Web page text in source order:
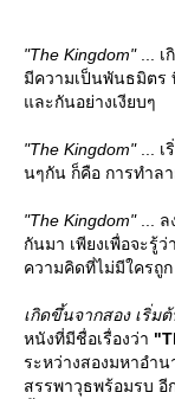
"The Kingdom"... เ
มีความเป็นพันธมิตร
ละกันอย่างเงียบๆ
"The Kingdom"... เ
นๆกัน ก็คือ การทำล
"The Kingdom"... ล
กันมา เพียงเพื่อจะ
ความคิดที่ไม่มีใครถู
เกิดขึ้นจากสอง เริ่ม
หนังที่มีชื่อเรื่องว่า
ระหว่างสองมหาอำ
สรรพาวุธพร้อมรบ อี